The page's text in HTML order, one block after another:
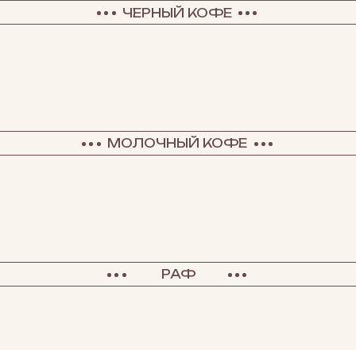
ЧЕРНЫЙ КОФЕ
МОЛОЧНЫЙ КОФЕ
РАФ